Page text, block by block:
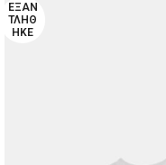
ΕΞΑΝ
ΤΛΉΘ
ΗΚΕ